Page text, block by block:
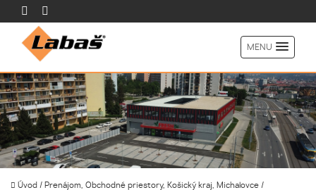
MENU
Úvod / Prenájom, Obchodné priestory, Košický kraj, Michalovce /